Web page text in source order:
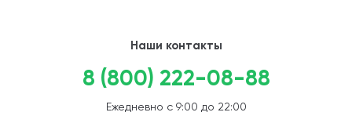
Наши контакты
8 (800) 222-08-88
Ежедневно с 9:00 до 22:00